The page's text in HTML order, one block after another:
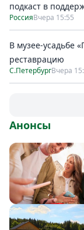
подкаст в
РоссияВчера 15:55
В музее-усадьбе
реставрацию
С.ПетербургВчера
Анонсы